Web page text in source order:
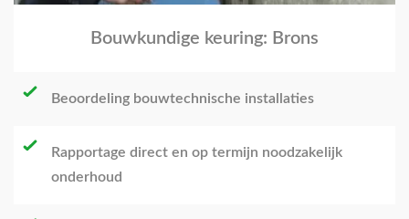
Bouwkundige keuring: Brons
Beoordeling bouwtechnische installaties
Rapportage direct en op termijn noodzakelijk
onderhoud